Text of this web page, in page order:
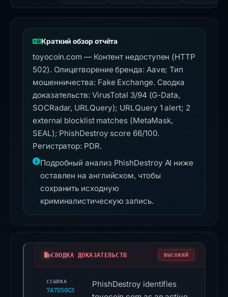
Краткий обзор отчёта
toyocoin.com — Контент недоступен (HTTP
502). Олицетворение бренда: Aave; Тип
мошенничества: Fake Exchange. Сводка
доказательств: VirusTotal 3/94 (G-Data,
SOCRadar, URLQuery); URLQuery 1 alert; 2
external blocklist matches (MetaMask,
SEAL); PhishDestroy score 66/100.
Регистратор: PDR.
Подробный анализ PhishDestroy AI ниже
оставлен на английском, чтобы
сохранить исходную
криминалистическую запись.
СВОДКА ДОКАЗАТЕЛЬСТВ ВЫСОКИЙ
ССЫЛКА
7A7D50C3
PhishDestroy identifies